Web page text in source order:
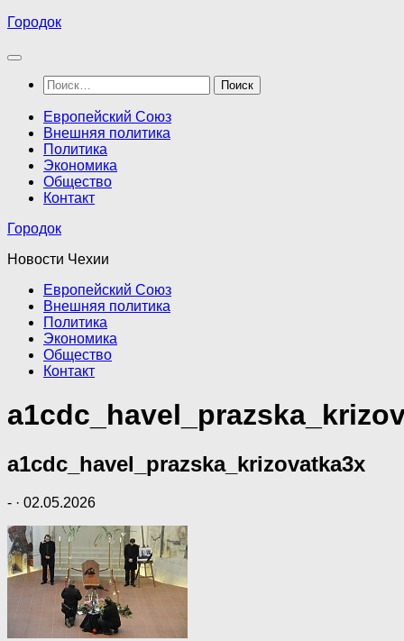
Перейти
содержимому
Городок
Найти:
Европейский Союз
Внешняя политика
Политика
Экономика
Общество
Контакт
Городок
Новости Чехии
Европейский Союз
Внешняя политика
Политика
Экономика
Общество
Контакт
a1cdc_havel_prazska_krizovatka3x
- · 02.05.2026